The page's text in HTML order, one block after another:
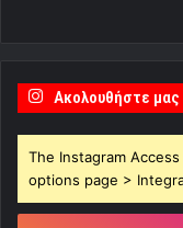
Ακολουθήστε
The Instagram
options page >